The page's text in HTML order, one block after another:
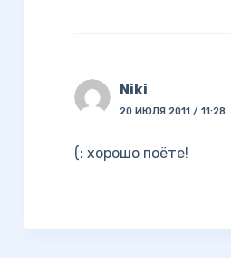
Niki
20 ИЮЛЯ 2011 / 11:28
(: хорошо поёте!